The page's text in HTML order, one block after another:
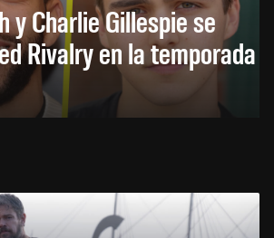
y Charlie Gillespie se
Rivalry en la temporada